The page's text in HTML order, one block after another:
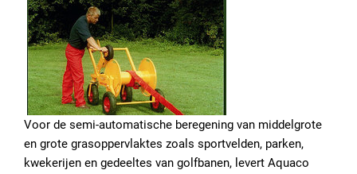
Voor de semi-automatische beregening van middelgrote
en grote grasoppervlaktes zoals sportvelden, parken,
kwekerijen en gedeeltes van golfbanen, levert Aquaco